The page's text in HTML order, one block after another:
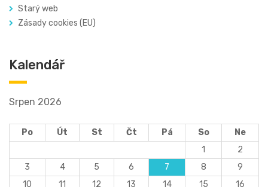
Starý web
Zásady cookies (EU)
Kalendář
Srpen 2026
Po Út St Čt Pá So
Ne
1
2
3
4 5 6 7 8
9
10
11 12 13 14 15
16